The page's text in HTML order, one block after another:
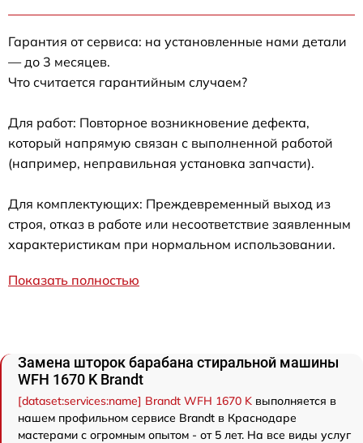
Гарантия от сервиса: на установленные нами детали
— до 3 месяцев.
Что считается гарантийным случаем?
Для работ: Повторное возникновение дефекта,
который напрямую связан с выполненной работой
(например, неправильная установка запчасти).
Для комплектующих: Преждевременный выход из
строя, отказ в работе или несоответствие заявленным
характеристикам при нормальном использовании.
Показать полностью
Замена шторок барабана стиральной машины
WFH 1670 K Brandt
[dataset:services:name] Brandt WFH 1670 K выполняется в
нашем профильном сервисе Brandt в Краснодаре
мастерами с огромным опытом - от 5 лет. На все виды услуг